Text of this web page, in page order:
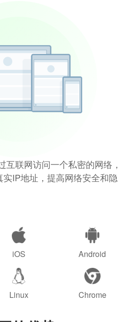
互联网访问一个私密的网络，
IP地址，提高网络安全和隐
iOS Android
Linux Chrome